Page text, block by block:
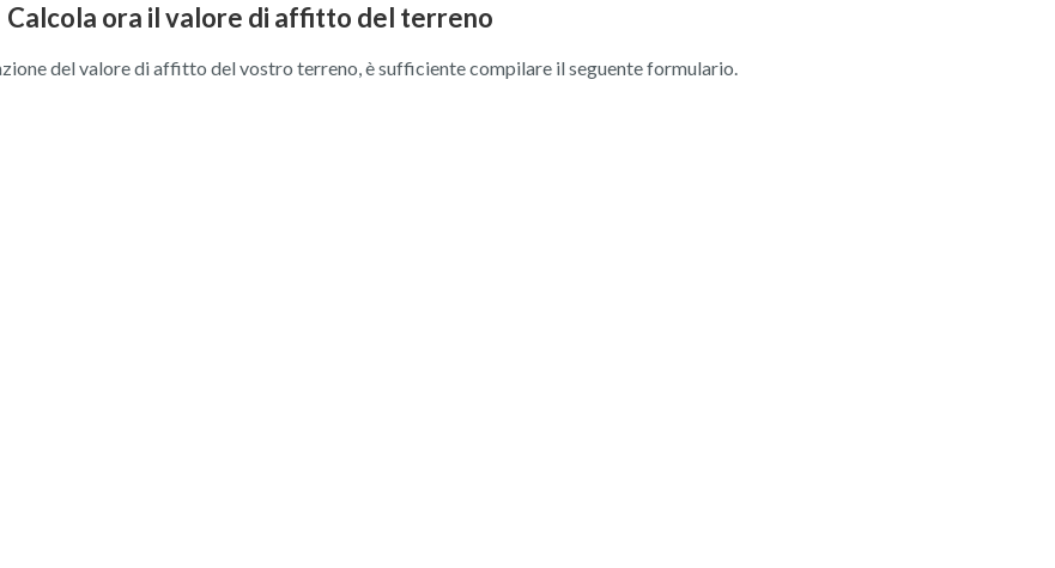
Calcola ora il valore di affitto del terreno
del valore di affitto del vostro terreno, è sufficiente compilare il seguente formulario.